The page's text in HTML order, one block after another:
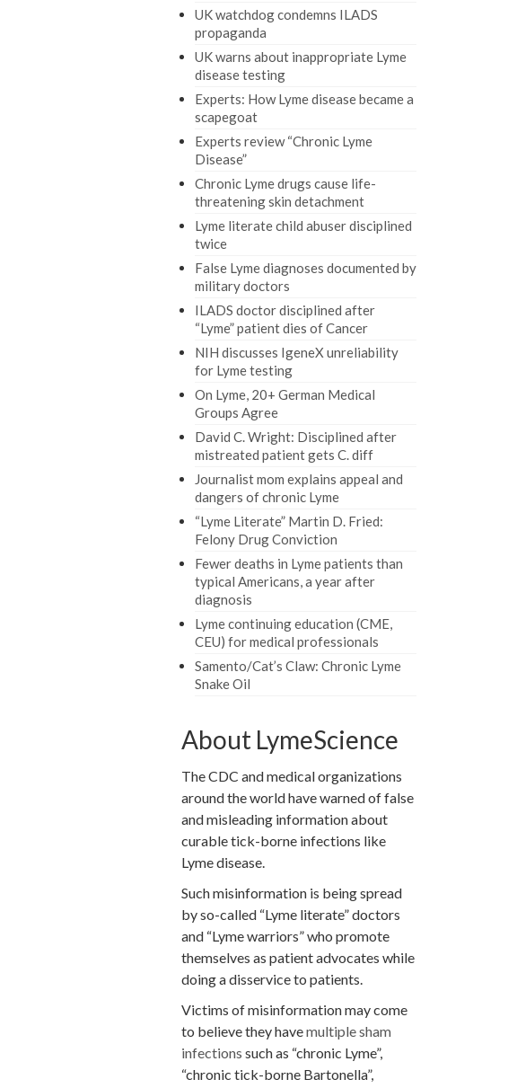
UK watchdog condemns ILADS
propaganda
UK warns about inappropriate Lyme
disease testing
Experts: How Lyme disease became a
scapegoat
Experts review “Chronic Lyme
Disease”
Chronic Lyme drugs cause life-
threatening skin detachment
Lyme literate child abuser disciplined
twice
False Lyme diagnoses documented by
military doctors
ILADS doctor disciplined after
“Lyme” patient dies of Cancer
NIH discusses IgeneX unreliability
for Lyme testing
On Lyme, 20+ German Medical
Groups Agree
David C. Wright: Disciplined after
mistreated patient gets C. diff
Journalist mom explains appeal and
dangers of chronic Lyme
“Lyme Literate” Martin D. Fried:
Felony Drug Conviction
Fewer deaths in Lyme patients than
typical Americans, a year after
diagnosis
Lyme continuing education (CME,
CEU) for medical professionals
Samento/Cat’s Claw: Chronic Lyme
Snake Oil
About LymeScience
The CDC and medical organizations
around the world have warned of false
and misleading information about
curable tick-borne infections like
Lyme disease.
Such misinformation is being spread
by so-called “Lyme literate” doctors
and “Lyme warriors” who promote
themselves as patient advocates while
doing a disservice to patients.
Victims of misinformation may come
to believe they havemultiple sham
infections such as “chronic Lyme”,
“chronic tick-borne Bartonella”,